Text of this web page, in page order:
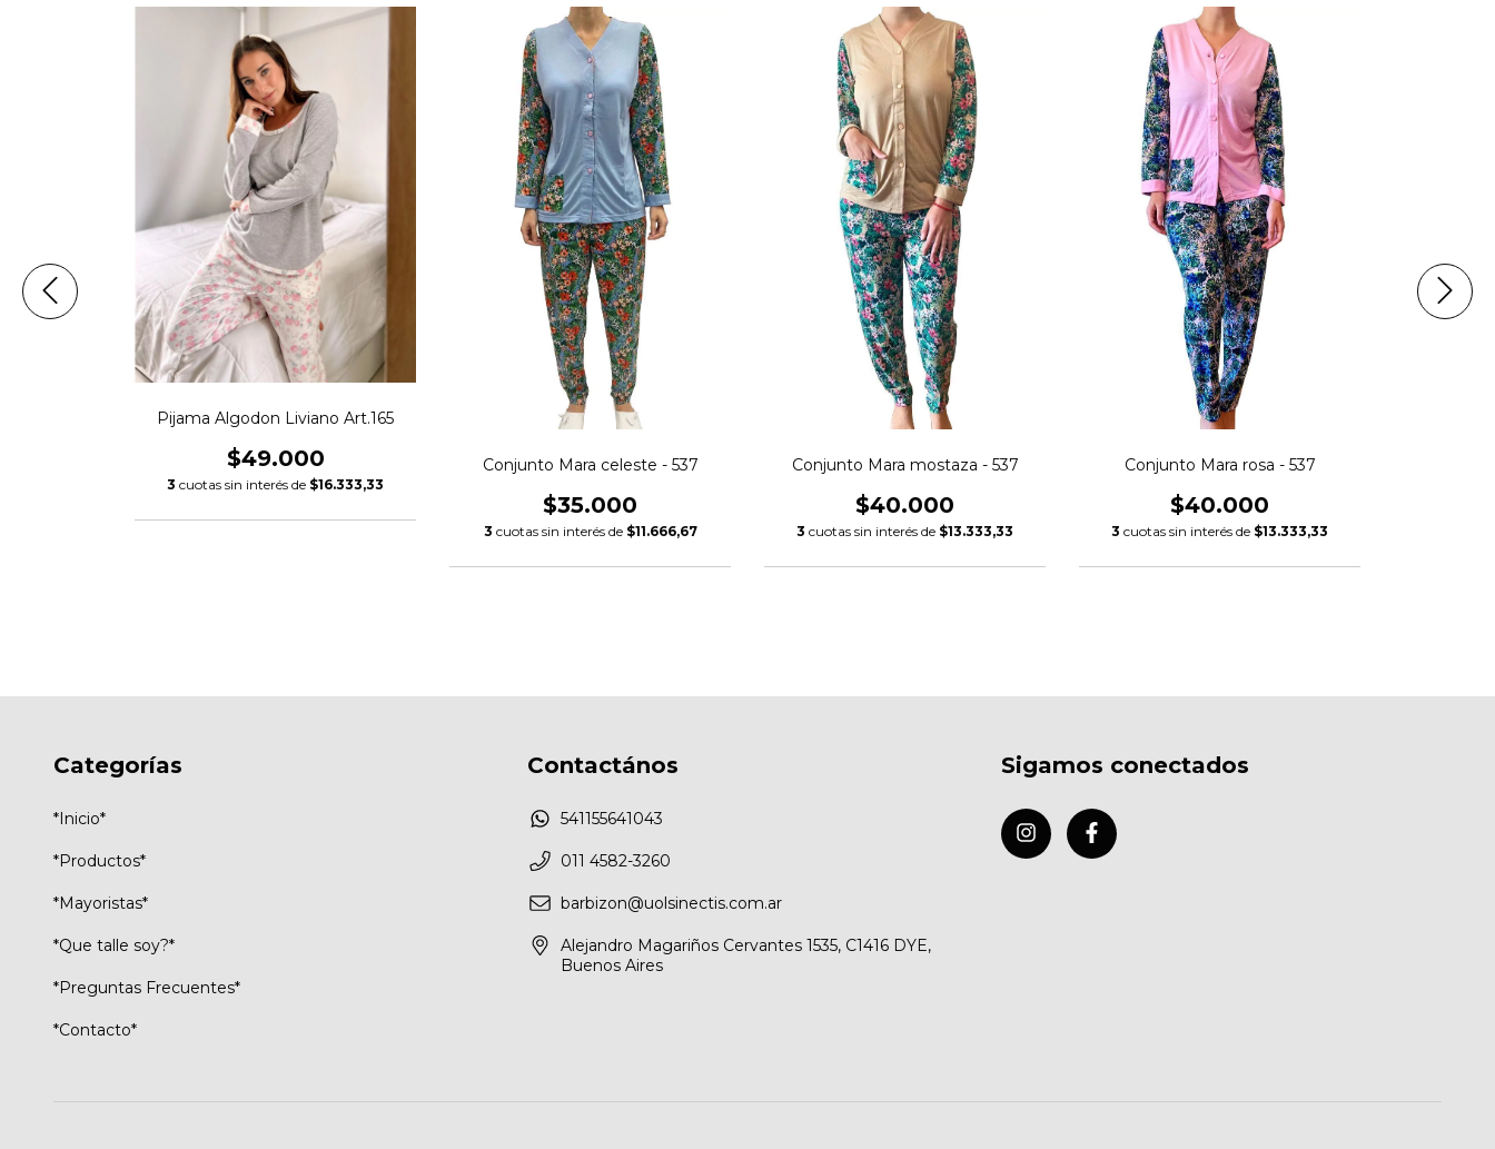
Pijama Algodon Liviano Art.165
$49.000
3 cuotas sin interés de $16.333,33
Conjunto Mara celeste - 537
$35.000
3 cuotas sin interés de $11.666,67
Conjunto Mara mostaza - 537
$40.000
3 cuotas sin interés de $13.333,33
Conjunto Mara rosa - 537
$40.000
3 cuotas sin interés de $13.333,33
Categorías
*Inicio*
*Productos*
*Mayoristas*
*Que talle soy?*
*Preguntas Frecuentes*
*Contacto*
Contactános
541155641043
011 4582-3260
barbizon@uolsinectis.com.ar
Alejandro Magariños Cervantes 1535, C1416 DYE,
Buenos Aires
Sigamos conectados